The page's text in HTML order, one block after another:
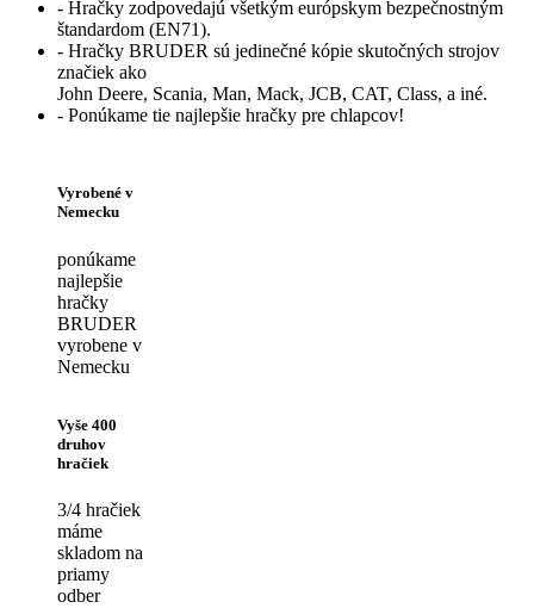
- Hračky zodpovedajú všetkým európskym bezpečnostným
štandardom (EN71).
- Hračky BRUDER sú jedinečné kópie skutočných strojov
značiek ako
John Deere, Scania, Man, Mack, JCB, CAT, Class, a iné.
- Ponúkame tie najlepšie hračky pre chlapcov!
Vyrobené v
Nemecku
ponúkame
najlepšie
hračky
BRUDER
vyrobene v
Nemecku
Vyše 400
druhov
hračiek
3/4 hračiek
máme
skladom na
priamy
odber